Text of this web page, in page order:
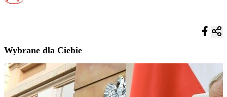
Wybrane dla Ciebie